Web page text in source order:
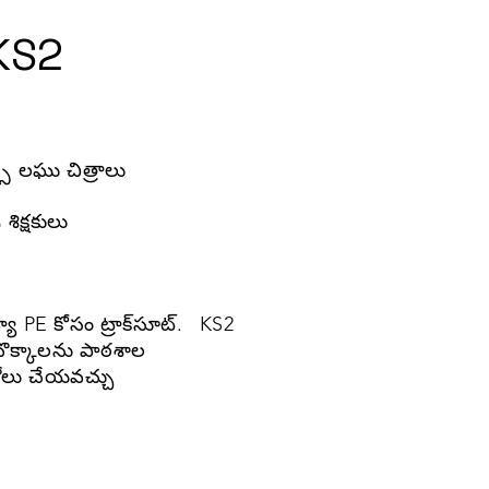
లఘు చిత్రాలు
కోసం ట్రాక్‌సూట్.
KS2
పాఠశాల
చేయవచ్చు